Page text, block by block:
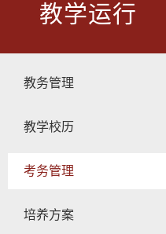
教学运行
教务管理
教学校历
考务管理
培养方案